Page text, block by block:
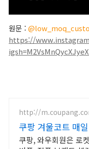
원문 :
https://
http://
쿠팡 겨울코트 매
우회원 특가
쿠팡, 와우회원은 로